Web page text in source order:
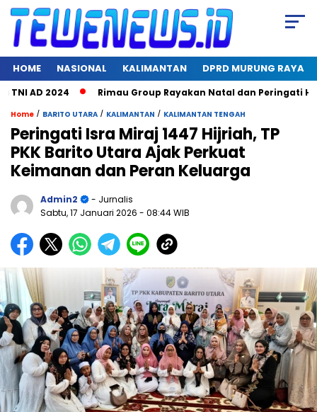
HOME NASIONAL KALIMANTAN DPRD MURUNG RAYA
AD 2024 Rimau Group Rayakan Natal dan Peringati Hari
Home / BARITO UTARA / KALIMANTAN / KALIMANTAN TENGAH
Peringati Isra Miraj 1447 Hijriah, TP
PKK Barito Utara Ajak Perkuat
Keimanan dan Peran Keluarga
Admin2
- Jurnalis
Sabtu, 17 Januari 2026 - 08:44 WIB